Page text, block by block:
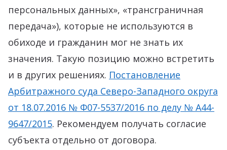
персональных данных», «трансграничная
передача»), которые не используются в
обиходе и гражданин мог не знать их
значения. Такую позицию можно встретить
и в других решениях. Постановление
Арбитражного суда Северо-Западного округа
от 18.07.2016 № Ф07-5537/2016 по делу № А44-
9647/2015. Рекомендуем получать согласие
субъекта отдельно от договора.